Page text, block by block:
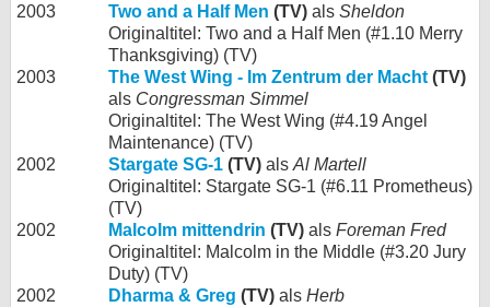
2003
Two and a Half Men (TV) als Sheldon
Originaltitel: Two and a Half Men (#1.10 Merry
Thanksgiving) (TV)
2003
The West Wing - Im Zentrum der Macht (TV)
als Congressman Simmel
Originaltitel: The West Wing (#4.19 Angel
Maintenance) (TV)
2002
Stargate SG-1 (TV) als Al Martell
Originaltitel: Stargate SG-1 (#6.11 Prometheus)
(TV)
2002
Malcolm mittendrin (TV) als Foreman Fred
Originaltitel: Malcolm in the Middle (#3.20 Jury
Duty) (TV)
2002
Dharma & Greg (TV) als Herb